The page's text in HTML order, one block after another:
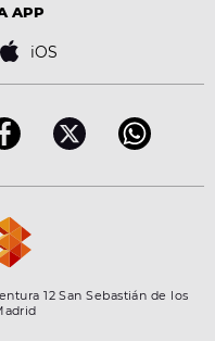
APP
iOS
12 San Sebastián de los